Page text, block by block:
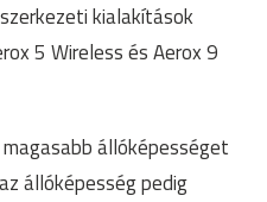
kialakítások
5 Wireless és Aerox 9
állóképességet
állóképesség pedig